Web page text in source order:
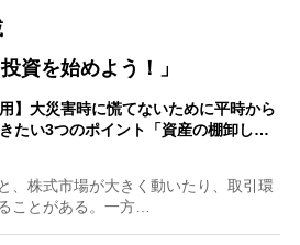
資を始めよう！」
用】大災害時に慌てないために平時から
たい3つのポイント「資産の棚卸し…
、株式市場が大きく動いたり、取引環
ことがある。一方…